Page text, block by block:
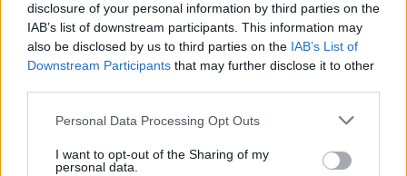
disclosure of your personal information by third parties on the
IAB’s list of downstream participants. This information may
also be disclosed by us to third parties on the IAB’s List of
Downstream Participants that may further disclose it to other
Personal Data Processing Opt Outs
I want to opt-out of the Sharing of my
personal data.
Coupez les pommes en tranches et saupoudrez-les de